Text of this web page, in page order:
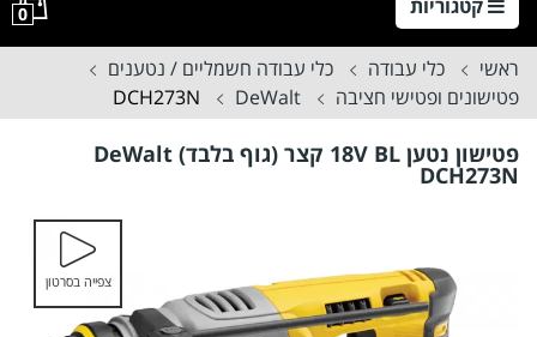
0
ראשי כלי עבודה
כלי עבודה חשמליים / נטענים
פטישונים ופטישי חציבה
DeWalt
DCH273N
פטישון נטען 18V BL קצר (גוף בלבד) DeWalt
DCH273N
צפייה בסרטון